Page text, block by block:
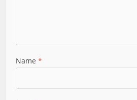
Name*